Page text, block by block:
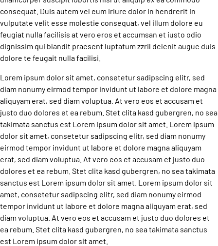
consequat. Duis autem vel eum iriure dolor in hendrerit in
vulputate velit esse molestie consequat, vel illum dolore eu
feugiat nulla facilisis at vero eros et accumsan et iusto odio
dignissim qui blandit praesent luptatum zzril delenit augue duis
dolore te feugait nulla facilisi.
Lorem ipsum dolor sit amet, consetetur sadipscing elitr, sed
diam nonumy eirmod tempor invidunt ut labore et dolore magna
aliquyam erat, sed diam voluptua. At vero eos et accusam et
justo duo dolores et ea rebum. Stet clita kasd gubergren, no sea
takimata sanctus est Lorem ipsum dolor sit amet. Lorem ipsum
dolor sit amet, consetetur sadipscing elitr, sed diam nonumy
eirmod tempor invidunt ut labore et dolore magna aliquyam
erat, sed diam voluptua. At vero eos et accusam et justo duo
dolores et ea rebum. Stet clita kasd gubergren, no sea takimata
sanctus est Lorem ipsum dolor sit amet. Lorem ipsum dolor sit
amet, consetetur sadipscing elitr, sed diam nonumy eirmod
tempor invidunt ut labore et dolore magna aliquyam erat, sed
diam voluptua. At vero eos et accusam et justo duo dolores et
ea rebum. Stet clita kasd gubergren, no sea takimata sanctus
est Lorem ipsum dolor sit amet.